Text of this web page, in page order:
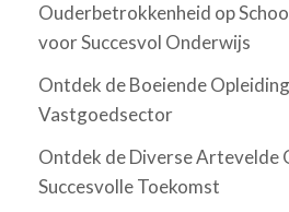
Ouderbetrokkenheid op
voor Succesvol Onderwijs
Ontdek de Boeiende
Vastgoedsector
Ontdek de Diverse Artevelde
Succesvolle Toekomst